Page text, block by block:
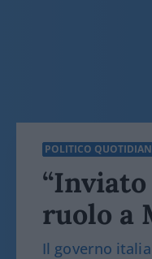
POLITICO
ruolo a
Il governo